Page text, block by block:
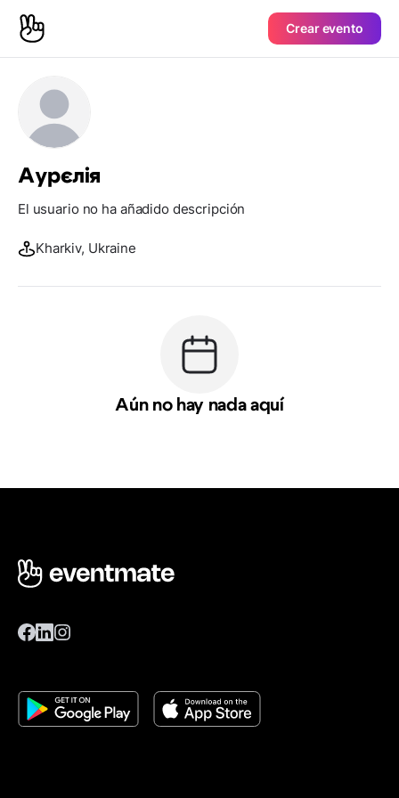
Crear evento
Аурєлія
El usuario no ha añadido descripción
Kharkiv, Ukraine
Aún no hay nada aquí